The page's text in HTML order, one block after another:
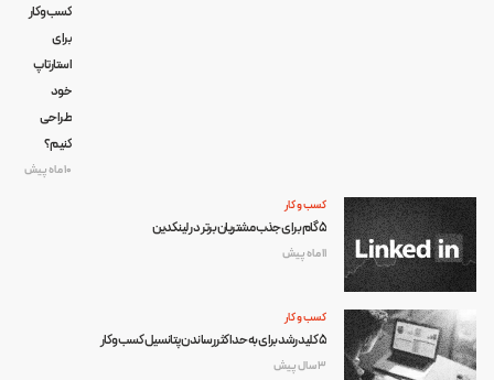
کسب‌وکار
برای
استارتاپ
خود
طراحی
کنیم؟
10 ماه پیش
کسب و کار
۵ گام برای جذب مشتریان برتر در لینکدین
11 ماه پیش
کسب و کار
5 کلید رشد برای به حداکثر رساندن پتانسیل کسب‌وکار
3 سال پیش